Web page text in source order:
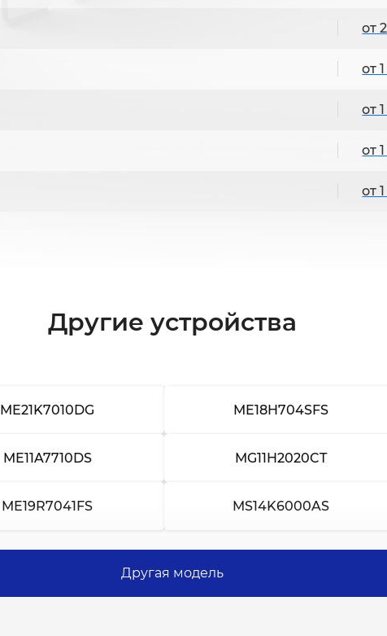
от
от
от
от
от
от
от
от
Другие устройства
ME21K7010DG ME18H704SFS
ME11A7710DS MG11H2020CT
ME19R7041FS MS14K6000AS
Другая модель